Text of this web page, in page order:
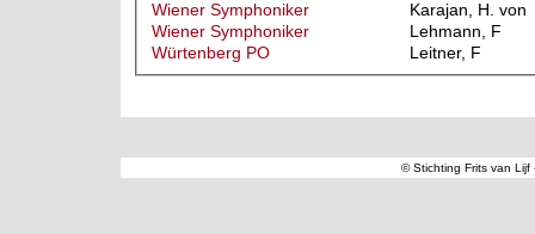
Wiener Symphoniker
Karajan, H. von
Wiener Symphoniker
Lehmann, F
Würtenberg PO
Leitner, F
© Stichting Frits van Lijf